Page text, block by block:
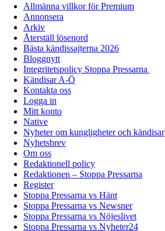
Allmänna villkor för Premium
Annonsera
Arkiv
Återställ lösenord
Bästa kändissajterna 2026
Bloggnytt
Integritetspolicy Stoppa Pressarna
Kändisar A-Ö
Kontakta oss
Logga in
Mitt konto
Native
Nyheter om kungligheter och kändisar
Nyhetsbrev
Om oss
Redaktionell policy
Redaktionen – Stoppa Pressarna
Register
Stoppa Pressarna vs Hänt
Stoppa Pressarna vs Newsner
Stoppa Pressarna vs Nöjeslivet
Stoppa Pressarna vs Nyheter24